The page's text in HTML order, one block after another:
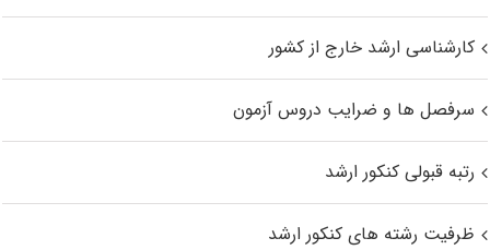
کارشناسی ارشد خارج از کشور
سرفصل ها و ضرایب دروس آزمون
رتبه قبولی کنکور ارشد
ظرفیت رشته های کنکور ارشد